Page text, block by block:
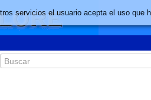
servicios el usuario acepta el uso